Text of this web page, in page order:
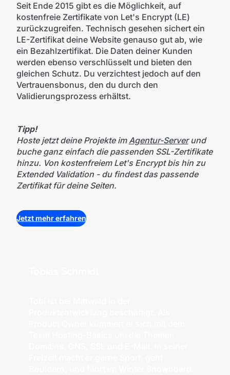
Seit Ende 2015 gibt es die Möglichkeit, auf
kostenfreie Zertifikate von Let's Encrypt (LE)
zurückzugreifen. Technisch gesehen sichert ein
LE-Zertifikat deine Website genauso gut ab, wie
ein Bezahlzertifikat. Die Daten deiner Kunden
werden ebenso verschlüsselt und bieten den
gleichen Schutz. Du verzichtest jedoch auf den
Vertrauensbonus, den du durch den
Validierungsprozess erhältst.
Tipp!
Hoste jetzt deine Projekte imAgentur-Serverund
buche ganz einfach die passenden SSL-Zertifikate
hinzu. Von kostenfreiem Let's Encrypt bis hin zu
Extended Validation - du findest das passende
Zertifikat für deine Seiten.
Jetzt mehr erfahren